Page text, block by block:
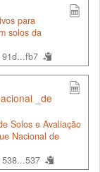
para
solos da
91d...fb7
_de
Solos e Avaliação
Nacional de
538...537